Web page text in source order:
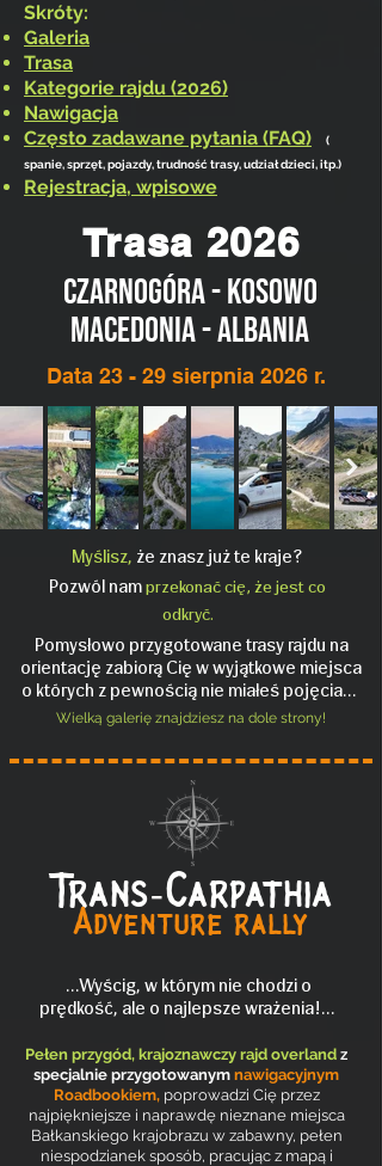
Skróty:
Galeria
Trasa
Kategorie rajdu (2026)
Nawigacja
Często zadawane pytania (FAQ)
(
spanie, sprzęt, pojazdy, trudność trasy, udział dzieci, itp.)
Rejestracja, wpisowe
Trasa 2026
Czarnogóra - Kosowo
Macedonia - Albania
Data 23 - 29 sierpnia 2026 r.
Myślisz, że znasz już te kraje?
Pozwól namprzekonać cię, że jest co
odkryć.
Pomysłowo przygotowane trasy rajdu na
orientację zabiorą Cię w wyjątkowe miejsca
o których z pewnością nie miałeś pojęcia...
Wielką galerię znajdziesz na dole strony!
Trans-Carpathia
Adventure rally
...Wyścig, w którym nie chodzi o
prędkość, ale o najlepsze wrażenia!...
Pełen przygód, krajoznawczy rajd overland z
specjalnie przygotowanym nawigacyjnym
Roadbookiem,poprowadzi Cię przez
najpiękniejsze i naprawdę nieznane miejsca
Bałkanskiego krajobrazu w zabawny, pełen
niespodzianek sposób, pracując z mapą i